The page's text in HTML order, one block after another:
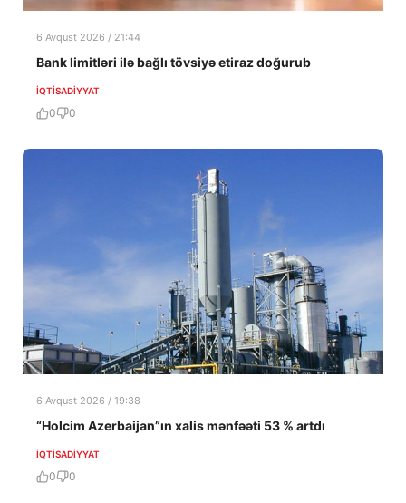
6 Avqust 2026 / 21:44
Bank limitləri ilə bağlı tövsiyə etiraz doğurub
İQTISADIYYAT
0 0
6 Avqust 2026 / 19:38
“Holcim Azerbaijan”ın xalis mənfəəti 53 % artdı
İQTISADIYYAT
0 0